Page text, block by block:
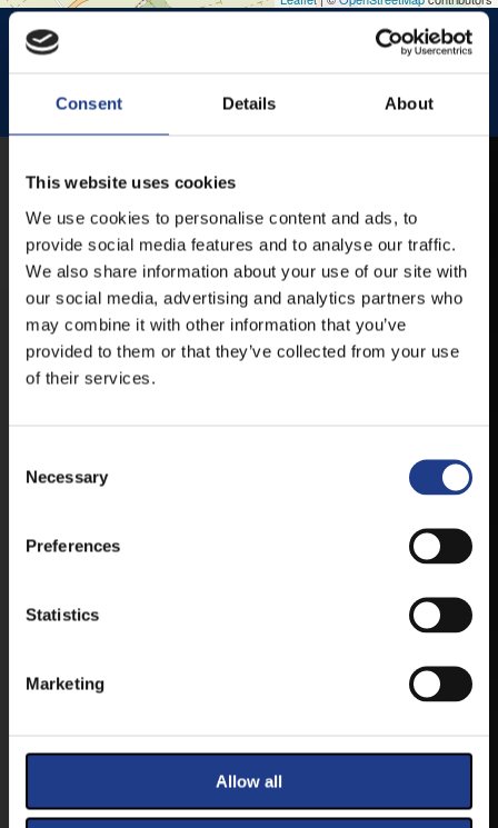
Consent Details About
This website uses cookies
We use cookies to personalise content and ads, to
provide social media features and to analyse our traffic.
We also share information about your use of our site with
our social media, advertising and analytics partners who
may combine it with other information that you’ve
provided to them or that they’ve collected from your use
of their services.
Necessary
Preferences
Statistics
Marketing
Allow all
HISTÓRIA KERT
MOBIL APP
VESZPRÉMFEST
TÖLTSE LE APPLIKÁCIÓNKAT, HOGY
ELSŐ KÉZBŐL ÉRTESÜLHESSEN
ELÉRHETŐ ANDROID ÉS IOS RENDSZEREKRE AZ
ISMERT HELYEKEN, VAGY IDE KATTINTVA :